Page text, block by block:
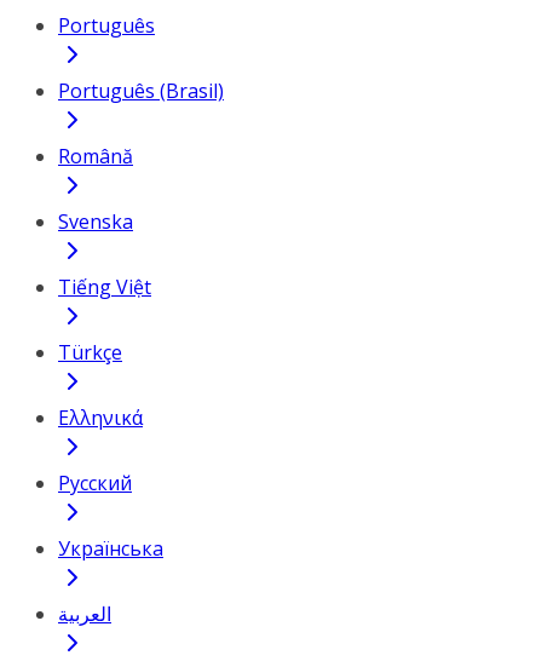
Português
Português (Brasil)
Română
Svenska
Tiếng Việt
Türkçe
Ελληνικά
Русский
Українська
العربية